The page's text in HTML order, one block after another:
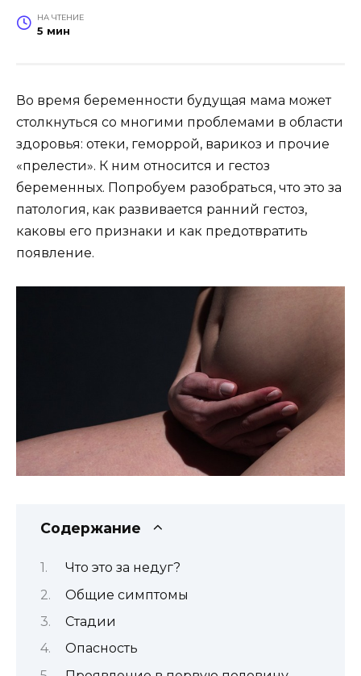
НА ЧТЕНИЕ
5 мин
Во время беременности будущая мама может
столкнуться со многими проблемами в области
здоровья: отеки, геморрой, варикоз и прочие
«прелести». К ним относится и гестоз
беременных. Попробуем разобраться, что это за
патология, как развивается ранний гестоз,
каковы его признаки и как предотвратить
появление.
Содержание
Что это за недуг?
Общие симптомы
Стадии
Опасность